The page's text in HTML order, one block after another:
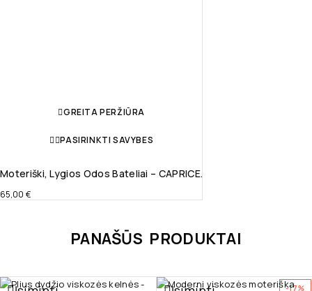
GREITA PERŽIŪRA
PASIRINKTI SAVYBES
Moteriški, Lygios Odos Bateliai – CAPRICE.
65,00 €
PANAŠŪS PRODUKTAI
-17%